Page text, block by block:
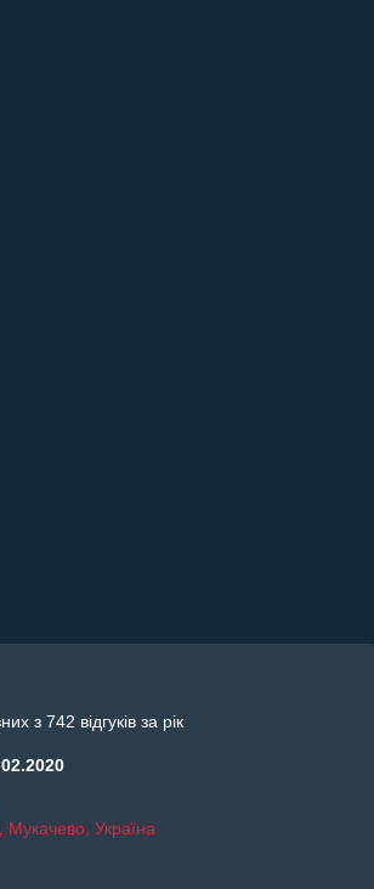
з 742 відгуків за рік
Мукачево, Україна